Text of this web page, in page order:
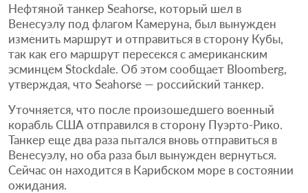
Нефтяной танкер Seahorse, который шел в
Венесуэлу под флагом Камеруна, был вынужден
изменить маршрут и отправиться в сторону Кубы,
так как его маршрут пересекся с американским
эсминцем Stockdale. Об этом сообщает Bloomberg,
утверждая, что Seahorse — российский танкер.
Уточняется, что после произошедшего военный
корабль США отправился в сторону Пуэрто-Рико.
Танкер еще два раза пытался вновь отправиться в
Венесуэлу, но оба раза был вынужден вернуться.
Сейчас он находится в Карибском море в состоянии
ожидания.